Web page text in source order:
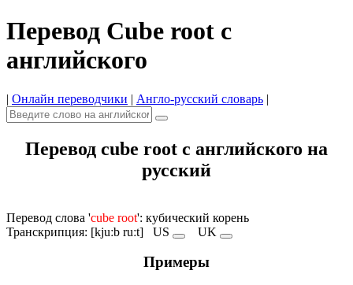
Перевод Cube root с
английского
| Онлайн переводчики | Англо-русский словарь |
Перевод cube root с английского на
русский
Перевод слова 'cube root': кубический корень
Транскрипция: [kjuːb ruːt] US UK
Примеры